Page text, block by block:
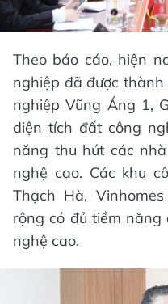
Theo báo cáo, hiện
nghiệp đã được
nghiệp Vũng Áng 1,
diện tích đất công
năng thu hút các
nghệ cao. Các khu
Thạch Hà,
rộng có đủ tiềm
nghệ cao.